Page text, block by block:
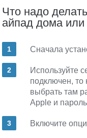
Что надо
айпад дома или
Сначала
Используйте
подключен, то
выбрать там
Apple и пароль
Включите